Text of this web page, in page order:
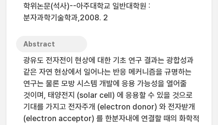
학위논문(석사)--아주대학교 일반대학원 :
분자과학기술학과,2008. 2
Abstract
광유도 전자전이 현상에 대한 기초 연구 결과는 광합성과
같은 자연 현상에서 일어나는 반응 메커니즘을 규명하는
연구는 물론 모방 시스템 개발에 응용 가능성을 열어줄
것이며, 태양전지 (solar cell) 에 응용할 수 있을 것으로
기대를 가지고 전자주개 (electron donor) 와 전자받개
(electron acceptor) 를 한분자내에 연결할 때의 화학적